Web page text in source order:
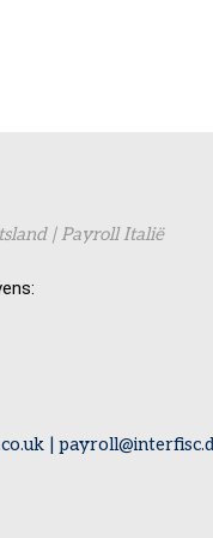
| Payroll Italië
|